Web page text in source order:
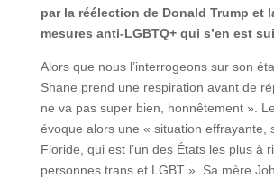
par la réélection de Donald Trump et
mesures anti-LGBTQ+ qui s’en est
Alors que nous l’interrogeons sur son
Shane prend une respiration avant de
ne va pas super bien, honnêtement ».
évoque alors une « situation effrayante,
Floride, qui est l’un des États les plus à
personnes trans et LGBT ». Sa mère